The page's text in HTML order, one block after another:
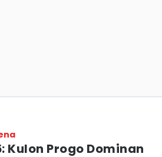
Kulon Progo Dominan